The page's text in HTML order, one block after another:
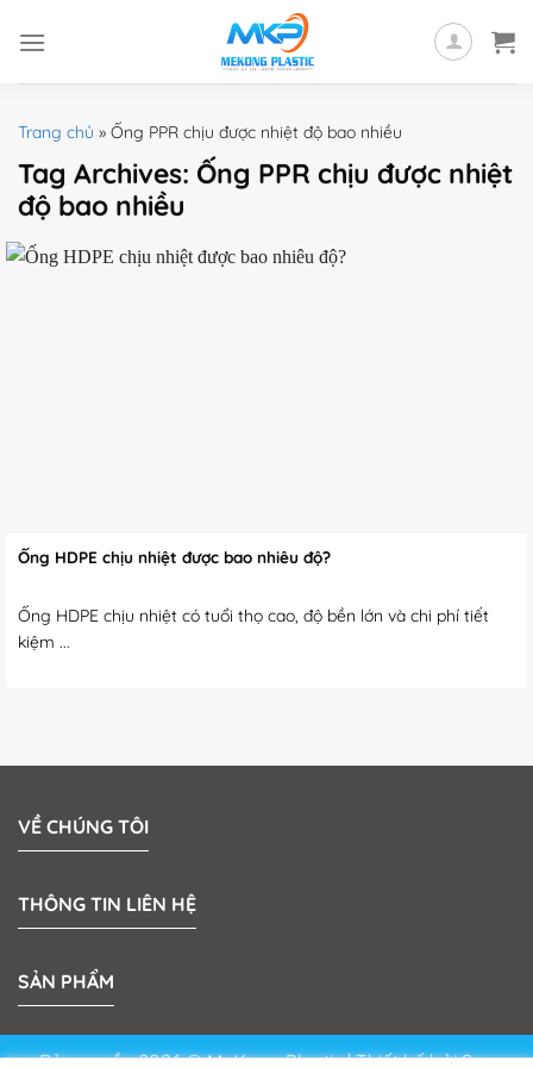
Trang chủ » Ống PPR chịu được nhiệt độ bao nhiều
Tag Archives: Ống PPR chịu được nhiệt
độ bao nhiều
Ống HDPE chịu nhiệt được bao nhiêu độ?
Ống HDPE chịu nhiệt có tuổi thọ cao, độ bền lớn và chi phí tiết
kiệm ...
VỀ CHÚNG TÔI
THÔNG TIN LIÊN HỆ
SẢN PHẨM
Bản quyền 2026 © MeKong Plastic | Thiết kế bởiSun